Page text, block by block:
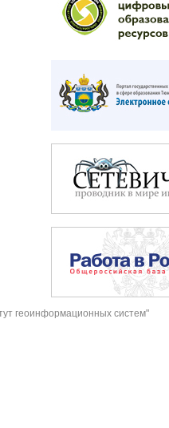
геоинформационных систем"